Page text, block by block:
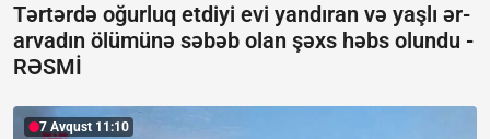
Tərtərdə oğurluq etdiyi evi yandıran və yaşlı ər-
arvadın ölümünə səbəb olan şəxs həbs olundu -
RƏSMİ
7 Avqust 11:10